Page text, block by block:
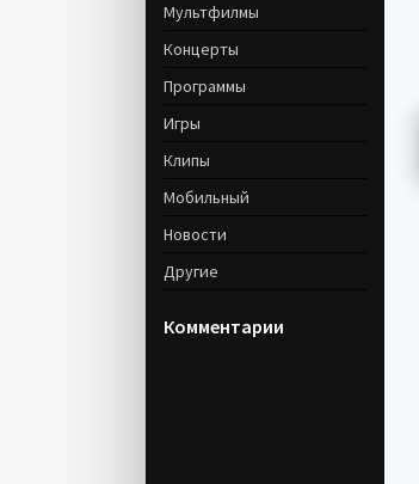
Мультфилмы
Концерты
Программы
Игры
Клипы
Мобильный
Новости
Другие
Комментарии